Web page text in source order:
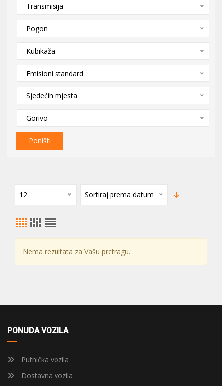
Transmisija
Pogon
Kubikaža
Emisioni standard
Sjedećih mjesta
Gorivo
Poništi
12 Sortiraj prema datumu
Nema rezultata za Vašu pretragu.
PONUDA VOZILA
Putnička vozila
Dostavna vozila